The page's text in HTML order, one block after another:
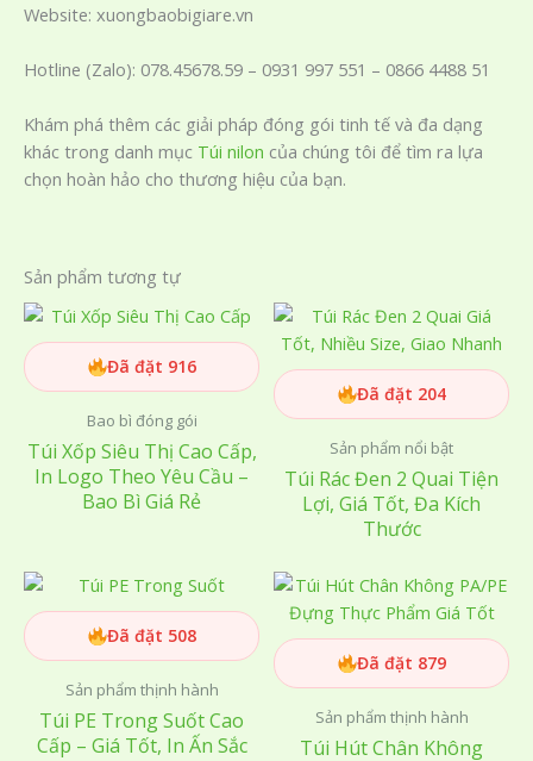
Website: xuongbaobigiare.vn
Hotline (Zalo): 078.45678.59 – 0931 997 551 – 0866 4488 51
Khám phá thêm các giải pháp đóng gói tinh tế và đa dạng
khác trong danh mục Túi nilon của chúng tôi để tìm ra lựa
chọn hoàn hảo cho thương hiệu của bạn.
Sản phẩm tương tự
Đã đặt 916
Bao bì đóng gói
Túi Xốp Siêu Thị Cao Cấp,
In Logo Theo Yêu Cầu –
Bao Bì Giá Rẻ
Đã đặt 204
Sản phẩm nổi bật
Túi Rác Đen 2 Quai Tiện
Lợi, Giá Tốt, Đa Kích
Thước
Đã đặt 508
Sản phẩm thịnh hành
Túi PE Trong Suốt Cao
Cấp – Giá Tốt, In Ấn Sắc
Đã đặt 879
Sản phẩm thịnh hành
Túi Hút Chân Không